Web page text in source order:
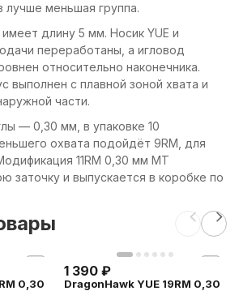
лучше меньшая группа.
длину 5 мм. Носик YUE и
переработаны, а игловод
относительно наконечника.
выполнен с плавной зоной хвата и
части.
— 0,30 мм, в упаковке 10
охвата подойдёт 9RM, для
11RM 0,30 мм MT
заточку и выпускается в коробке по
0,30
1 390 ₽
DragonHawk YUE 19RM 0,30